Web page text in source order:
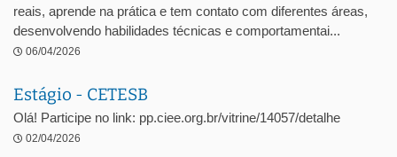
reais, aprende na prática e tem contato com diferentes áreas,
desenvolvendo habilidades técnicas e comportamentai...
06/04/2026
Estágio - CETESB
Olá! Participe no link: pp.ciee.org.br/vitrine/14057/detalhe
02/04/2026